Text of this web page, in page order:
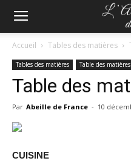
Accueil Tables des matières
Tables des matières Table des matières
Table des
Par Abeille de France - 10
CUISINE